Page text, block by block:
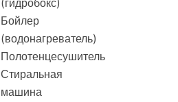
Бойлер
(водонагреватель)
Полотенцесушитель
Стиральная
машина